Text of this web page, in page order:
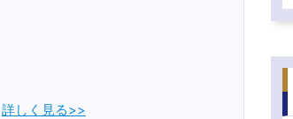
詳しく見る>>